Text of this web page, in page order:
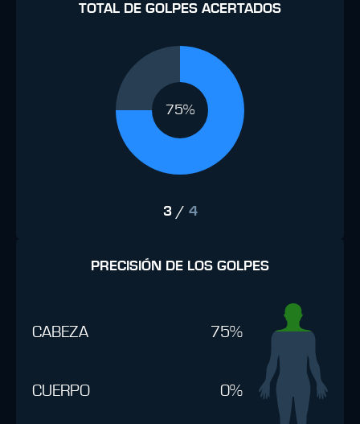
TOTAL DE GOLPES ACERTADOS
75%
3/ 4
PRECISIÓN DE LOS GOLPES
CABEZA 75%
CUERPO 0%